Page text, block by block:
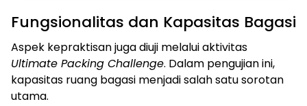
Fungsionalitas dan Kapasitas Bagasi
Aspek kepraktisan juga diuji melalui aktivitas
Ultimate Packing Challenge. Dalam pengujian ini,
kapasitas ruang bagasi menjadi salah satu sorotan
utama.